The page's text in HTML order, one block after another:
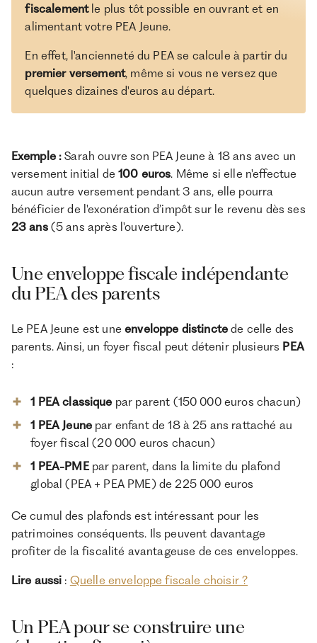
fiscalementle plus tôt possible en ouvrant et en
alimentant votre PEA Jeune.
En effet, l'ancienneté du PEA se calcule à partir du
premier versement, même si vous ne versez que
quelques dizaines d'euros au départ.
Exemple : Sarah ouvre son PEA Jeune à 18 ans avec un
versement initial de100 euros. Même si elle n'effectue
aucun autre versement pendant 3 ans, elle pourra
bénéficier de l'exonération d’impôt sur le revenu dès ses
23 ans(5 ans après l'ouverture).
Une enveloppe fiscale indépendante
du PEA des parents
Le PEA Jeune est uneenveloppe distincte de celle des
parents. Ainsi, un foyer fiscal peut détenir plusieurs PEA
:
1 PEA classique par parent (150 000 euros chacun)
1 PEA Jeune par enfant de 18 à 25 ans rattaché au
foyer fiscal (20 000 euros chacun)
1 PEA-PMEpar parent, dans la limite du plafond
global (PEA + PEA PME) de 225 000 euros
Ce cumul des plafonds est intéressant pour les
patrimoines conséquents. Ils peuvent davantage
profiter de la fiscalité avantageuse de ces enveloppes.
Lire aussi : Quelle enveloppe fiscale choisir ?
Un PEA pour se construire une